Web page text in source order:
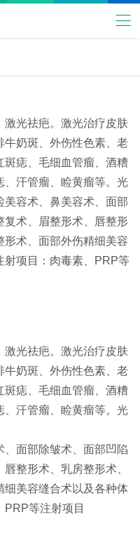
激光祛疤。激光治疗皮肤
牛奶斑、外伤性色素、老
斑痣、毛细血管瘤、酒糟
、汗管瘤、睑黄瘤等。光
容术、鼻美容术、面部
复术、眉整形术、唇整形
术、面部外伤精细美容
射项目：肉毒素、PRP等
激光祛疤。激光治疗皮肤
牛奶斑、外伤性色素、老
斑痣、毛细血管瘤、酒糟
、汗管瘤、睑黄瘤等。光
面部除皱术、面部凹陷
整形术、乳房整形术、
细美容缝合术以及各种体
等注射项目